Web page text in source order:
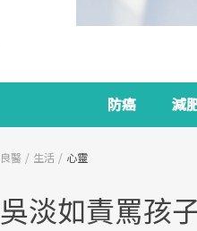
防癌 減
良醫 生活 心靈
吳淡如責罵孩